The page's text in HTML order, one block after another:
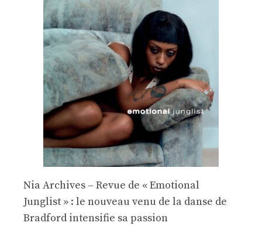
Nia Archives – Revue de « Emotional
Junglist » : le nouveau venu de la danse de
Bradford intensifie sa passion